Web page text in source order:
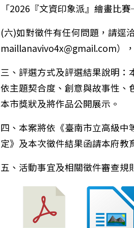
「2026『文資印象派』繪畫比
(六)如對徵件有任何問題，請逕
maillanavivo4x@gmail.com）
三、評選方式及評選結果說明
依主題契合度、創意與故事性、
本市獎狀及將作品公開展示。
四、本案將依《臺南市立高級
定》及本次徵件結果函請本府教
五、活動事宜及相關徵件審查規